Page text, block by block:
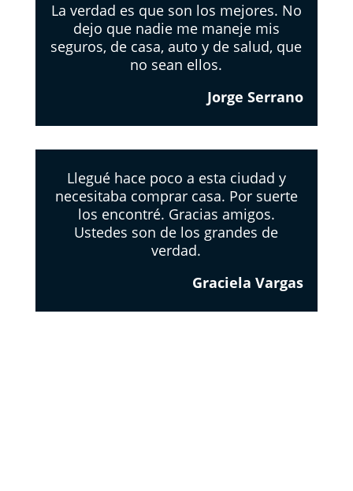
La verdad es que son los mejores. No
dejo que nadie me maneje mis
seguros, de casa, auto y de salud, que
no sean ellos.
Jorge Serrano
Llegué hace poco a esta ciudad y
necesitaba comprar casa. Por suerte
los encontré. Gracias amigos.
Ustedes son de los grandes de
verdad.
Graciela Vargas